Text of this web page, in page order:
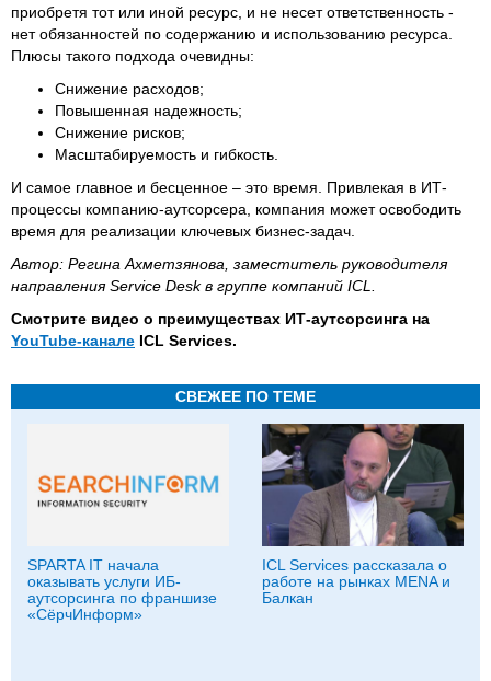
приобретя тот или иной ресурс, и не несет ответственность -
нет обязанностей по содержанию и использованию ресурса.
Плюсы такого подхода очевидны:
Снижение расходов;
Повышенная надежность;
Снижение рисков;
Масштабируемость и гибкость.
И самое главное и бесценное – это время. Привлекая в ИТ-
процессы компанию-аутсорсера, компания может освободить
время для реализации ключевых бизнес-задач.
Автор: Регина Ахметзянова, заместитель руководителя
направления Service Desk в группе компаний ICL.
Смотрите видео о преимуществах ИТ-аутсорсинга на
YouTube-канале ICL Services.
СВЕЖЕЕ ПО ТЕМЕ
SPARTA IT начала
оказывать услуги ИБ-
аутсорсинга по франшизе
«СёрчИнформ»
ICL Services рассказала о
работе на рынках MENA и
Балкан